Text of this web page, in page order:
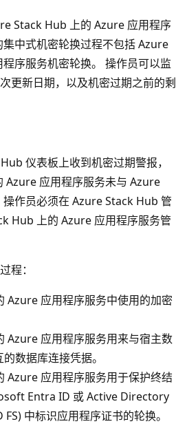
Stack Hub 上的 Azure 应用程序
中式机密轮换过程不包括 Azure
序服务机密轮换。 操作员可以监
更新日期，以及机密过期之前的剩
仪表板上收到机密过期警报，
Azure 应用程序服务未与 Azure
作员必须在 Azure Stack Hub 管
Hub 上的 Azure 应用程序服务管
程：
Azure 应用程序服务中使用的加密
Azure 应用程序服务用来与宿主数
数据库连接凭据。
Azure 应用程序服务用于保护终结
Entra ID 或 Active Directory
中标识应用程序证书的轮换。